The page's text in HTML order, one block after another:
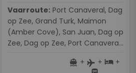
Vaarroute:
op Zee, Grand Turk, Maimon
(Amber Cove), San Juan, Dag op
Zee, Dag op Zee, Port Canaveral,
Zee, Maimon (Amber Cove),
directions_boat + flight + hotel +